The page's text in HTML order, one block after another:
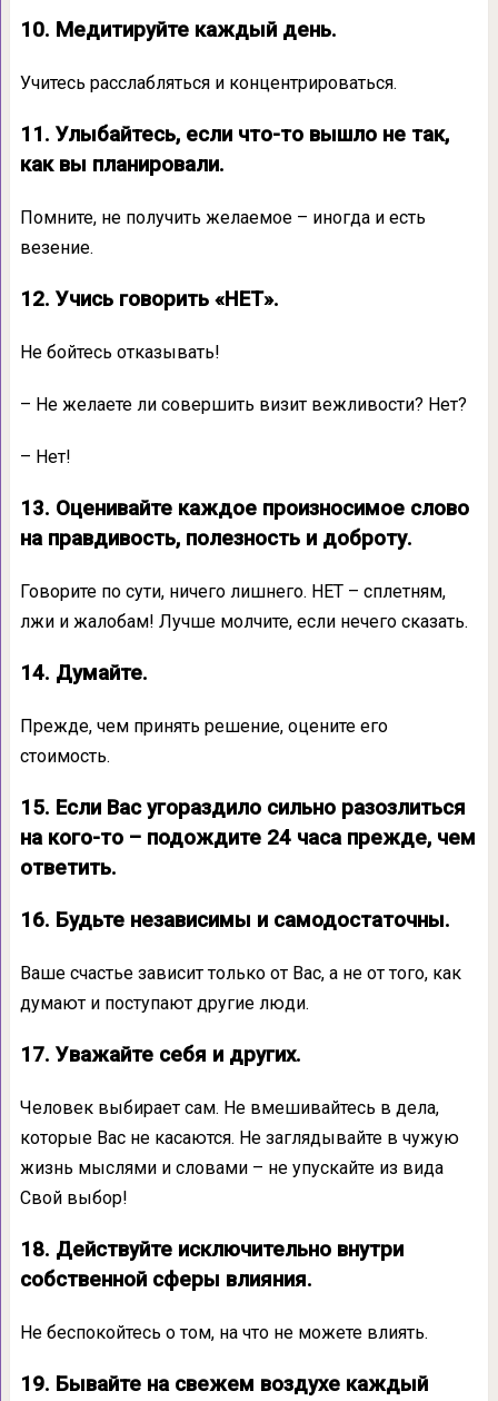
10. Медитируйте каждый день.
Учитесь расслабляться и концентрироваться.
11. Улыбайтесь, если что-то вышло не так,
как вы планировали.
Помните, не получить желаемое – иногда и есть
везение.
12. Учись говорить «НЕТ».
Не бойтесь отказывать!
– Не желаете ли совершить визит вежливости? Нет?
– Нет!
13. Оценивайте каждое произносимое слово
на правдивость, полезность и доброту.
Говорите по сути, ничего лишнего. НЕТ – сплетням,
лжи и жалобам! Лучше молчите, если нечего сказать.
14. Думайте.
Прежде, чем принять решение, оцените его
стоимость.
15. Если Вас угораздило сильно разозлиться
на кого-то – подождите 24 часа прежде, чем
ответить.
16. Будьте независимы и самодостаточны.
Ваше счастье зависит только от Вас, а не от того, как
думают и поступают другие люди.
17. Уважайте себя и других.
Человек выбирает сам. Не вмешивайтесь в дела,
которые Вас не касаются. Не заглядывайте в чужую
жизнь мыслями и словами – не упускайте из вида
Свой выбор!
18. Действуйте исключительно внутри
собственной сферы влияния.
Не беспокойтесь о том, на что не можете влиять.
19. Бывайте на свежем воздухе каждый